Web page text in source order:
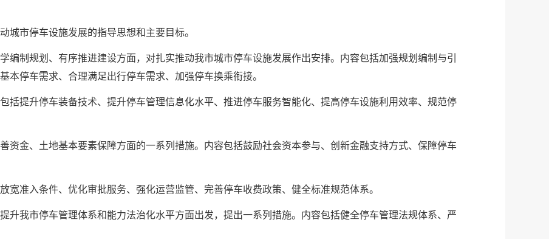
城市停车设施发展的指导思想和主要目标。
编制规划、有序推进建设方面，对扎实推动我市城市停车设施发展作出安排。内容包括加强规划编制与引
本停车需求、合理满足出行停车需求、加强停车换乘衔接。
括提升停车装备技术、提升停车管理信息化水平、推进停车服务智能化、提高停车设施利用效率、规范停
资金、土地基本要素保障方面的一系列措施。内容包括鼓励社会资本参与、创新金融支持方式、保障停车
宽准入条件、优化审批服务、强化运营监管、完善停车收费政策、健全标准规范体系。
升我市停车管理体系和能力法治化水平方面出发，提出一系列措施。内容包括健全停车管理法规体系、严